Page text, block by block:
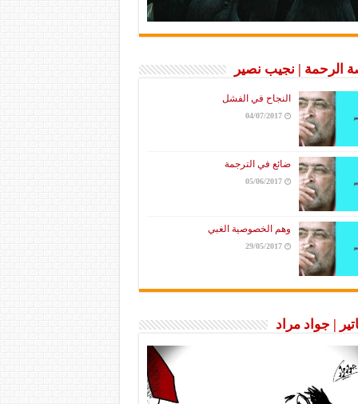
الرحمة | نجيب نصير
النجاح في الفشل
04/07/2017
ضائع في الترجمة
05/06/2017
وهم الخصوصية الغبي
29/05/2017
| جواد مراد